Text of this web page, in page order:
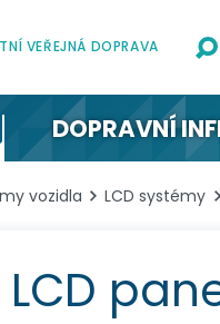
VEŘEJNÁ DOPRAVA
DOPRAVNÍ
vozidla LCD systémy